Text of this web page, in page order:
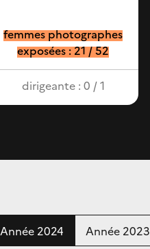
femmes photographes
exposées : 21 / 52
dirigeante : 0 / 1
Année 2024 Année 2023